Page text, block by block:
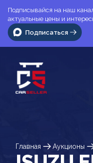
Подписывайся на наш
актуальные цены и
Подписаться
Главная Аукционы